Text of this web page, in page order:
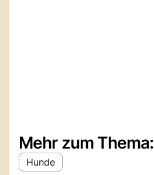
Mehr zum Thema:
Hunde